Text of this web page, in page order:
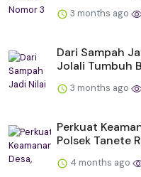
3 months ago
Dari Sampah
Jolali Tumbuh
3 months ago
Perkuat
Polsek Tanete
4 months ago